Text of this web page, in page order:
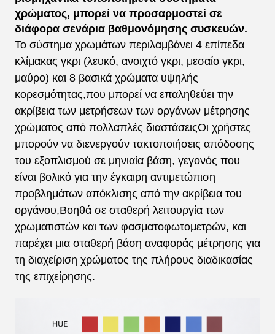
χρώματος, μπορεί να προσαρμοστεί σε
διάφορα σενάρια βαθμονόμησης συσκευών.
Το σύστημα χρωμάτων περιλαμβάνει 4 επίπεδα
κλίμακας γκρι (λευκό, ανοιχτό γκρι, μεσαίο γκρι,
μαύρο) και 8 βασικά χρώματα υψηλής
κορεσμότητας,που μπορεί να επαληθεύει την
ακρίβεια των μετρήσεων των οργάνων μέτρησης
χρώματος από πολλαπλές διαστάσειςΟι χρήστες
μπορούν να διενεργούν τακτοποιήσεις απόδοσης
του εξοπλισμού σε μηνιαία βάση, γεγονός που
είναι βολικό για την έγκαιρη αντιμετώπιση
προβλημάτων απόκλισης από την ακρίβεια του
οργάνου,Βοηθά σε σταθερή λειτουργία των
χρωματιστών και των φασματοφωτομετρών, και
παρέχει μια σταθερή βάση αναφοράς μέτρησης για
τη διαχείριση χρώματος της πλήρους διαδικασίας
της επιχείρησης.